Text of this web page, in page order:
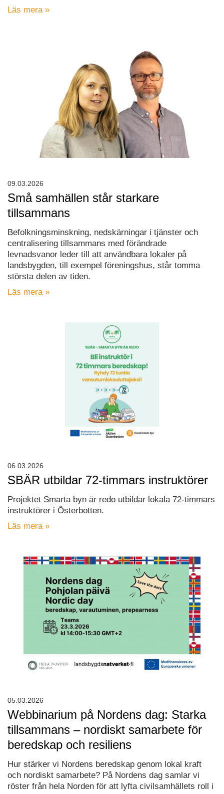
Läs mera »
Små samhällen står starkare
tillsammans
Befolkningsminskning, nedskärningar i tjänster och
centralisering tillsammans med förändrade
levnadsvanor leder till att användbara lokaler på
landsbygden, till exempel föreningshus, står tomma
största delen av tiden.
Läs mera »
09.03.2026
SBÄR utbildar 72-timmars instruktörer
Projektet Smarta byn är redo utbildar lokala 72-timmars
instruktörer i Österbotten.
Läs mera »
06.03.2026
Webbinarium på Nordens dag: Starka
tillsammans – nordiskt samarbete för
beredskap och resiliens
Hur stärker vi Nordens beredskap genom lokal kraft
och nordiskt samarbete? På Nordens dag samlar vi
röster från hela Norden för att lyfta civilsamhällets roll i
05.03.2026